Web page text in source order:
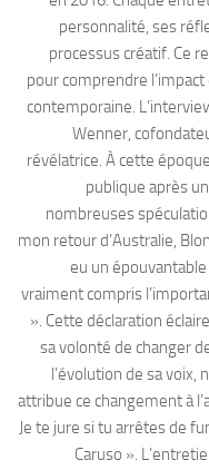
personnalité, ses
processus créatif. Ce
pour comprendre
contemporaine.
Wenner,
révélatrice. À cette
publique après
nombreuses
mon retour d’Australie,
eu un épouvantable
vraiment compris
». Cette déclaration
sa volonté de changer
l’évolution de sa voix,
attribue ce changement à
Je te jure si tu arrêtes de
Caruso ».